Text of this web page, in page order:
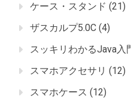
ケース・スタンド (21)
ザスカルプ5.0C (4)
スッキリわかるJava入
スマホアクセサリ (12)
スマホケース (12)